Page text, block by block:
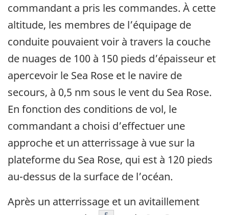
commandant a pris les commandes. À cette
altitude, les membres de l’équipage de
conduite pouvaient voir à travers la couche
de nuages de 100 à 150 pieds d’épaisseur et
apercevoir le Sea Rose et le navire de
secours, à ­0,5 nm sous le vent du Sea Rose.
En fonction des conditions de vol, le
commandant a choisi d’effectuer une
approche et un atterrissage à vue sur la
plateforme du Sea Rose, qui est à 120 pieds
au-dessus de la surface de l’océan.
Après un atterrissage et un avitaillement